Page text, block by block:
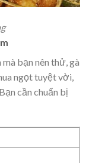
bạn nên thử, gà
ngọt tuyệt vời,
cần chuẩn bị